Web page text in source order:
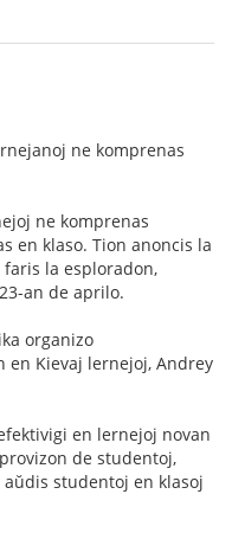
ne komprenas
ne komprenas
en klaso. Tion anoncis la
la esploradon,
an de aprilo.
organizo
en Kievaj lernejoj, Andrey
en lernejoj novan
de studentoj,
studentoj en klasoj